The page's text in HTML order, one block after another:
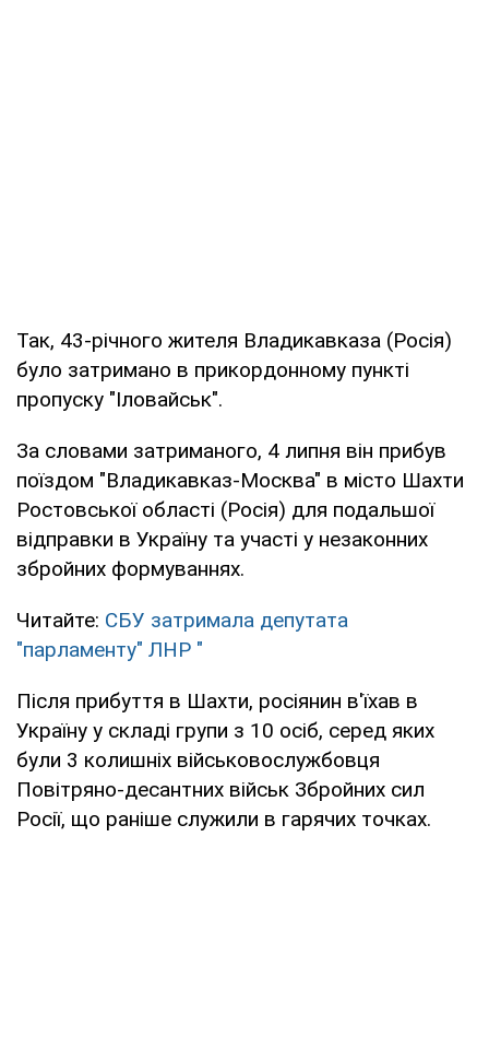
Так, 43-річного жителя Владикавказа (Росія)
було затримано в прикордонному пункті
пропуску "Іловайськ".
За словами затриманого, 4 липня він прибув
поїздом "Владикавказ-Москва" в місто Шахти
Ростовської області (Росія) для подальшої
відправки в Україну та участі у незаконних
збройних формуваннях.
Читайте: СБУ затримала депутата
"парламенту" ЛНР "
Після прибуття в Шахти, росіянин в'їхав в
Україну у складі групи з 10 осіб, серед яких
були 3 колишніх військовослужбовця
Повітряно-десантних військ Збройних сил
Росії, що раніше служили в гарячих точках.